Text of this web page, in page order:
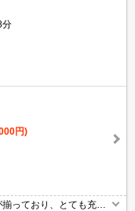
分
円)
っており、とても充実